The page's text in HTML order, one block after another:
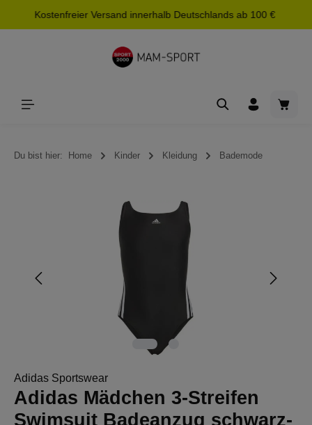
springen
Kostenfreier Versand innerhalb Deutschlands ab 100 €
Du bist hier: Home Kinder Kleidung Bademode
Bildergalerie überspringen
Adidas Sportswear
Adidas Mädchen 3-Streifen
Swimsuit Badeanzug schwarz-